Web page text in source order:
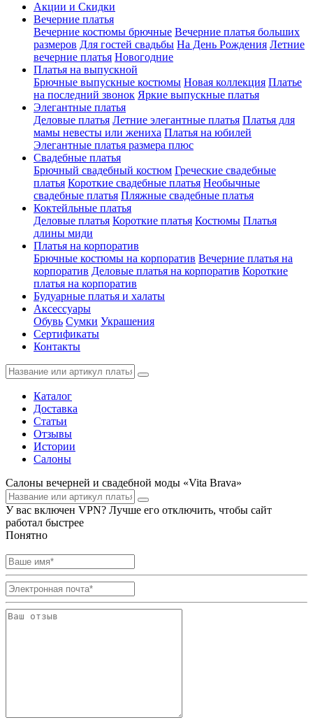
Акции и Скидки
Вечерние платья
Вечерние костюмы брючные Вечерние платья больших
размеров Для гостей свадьбы На День Рождения Летние
вечерние платья Новогодние
Платья на выпускной
Брючные выпускные костюмы Новая коллекция Платье
на последний звонок Яркие выпускные платья
Элегантные платья
Деловые платья Летние элегантные платья Платья для
мамы невесты или жениха Платья на юбилей
Элегантные платья размера плюс
Свадебные платья
Брючный свадебный костюм Греческие свадебные
платья Короткие свадебные платья Необычные
свадебные платья Пляжные свадебные платья
Коктейльные платья
Деловые платья Короткие платья Костюмы Платья
длины миди
Платья на корпоратив
Брючные костюмы на корпоратив Вечерние платья на
корпоратив Деловые платья на корпоратив Короткие
платья на корпоратив
Будуарные платья и халаты
Аксессуары
Обувь Сумки Украшения
Сертификаты
Контакты
Каталог
Доставка
Статьи
Отзывы
Истории
Салоны
Салоны вечерней и свадебной моды «Vita Brava»
У вас включен VPN? Лучше его отключить, чтобы сайт
работал быстрее
Понятно